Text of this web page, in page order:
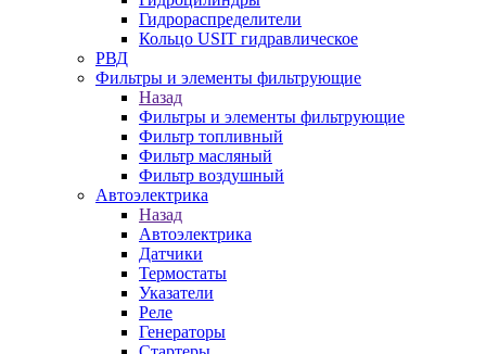
Гидрораспределители
Кольцо USIT гидравлическое
РВД
Фильтры и элементы фильтрующие
Назад
Фильтры и элементы фильтрующие
Фильтр топливный
Фильтр масляный
Фильтр воздушный
Автоэлектрика
Назад
Автоэлектрика
Датчики
Термостаты
Указатели
Реле
Генераторы